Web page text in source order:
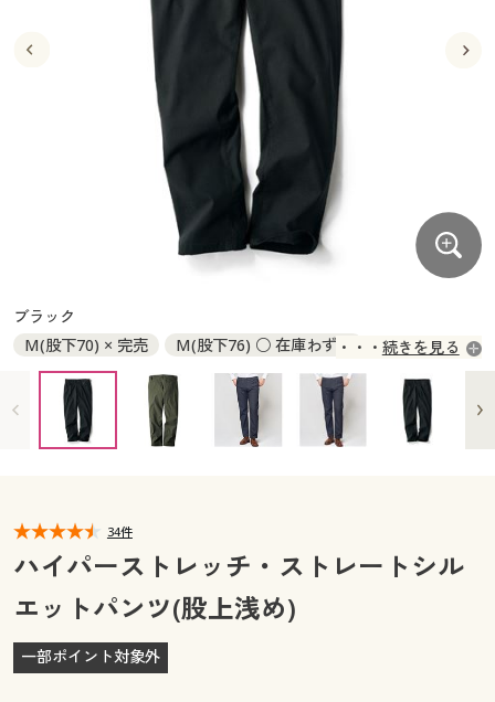
カーテン・ラグ・ファブリック
美容・健康・サプリメント
制服・スクールすべて
ジュニア・ティーンズ下着
大きいサイズ通販すべて
大きいサイズ レディース服
大きいサイズ レディース下着
大きいサイズ 事務・制服
商品カテゴリ一覧
カタログ・チラシからのご注文
デジタルカタログ
カタログ無料プレゼント
マイページ
閲覧履歴
お気に入り
カーテン・ラグ・ファブリック
ジュニア・ティーンズ下着
大きいサイズ通販すべて
大きいサイズ レディース服
大きいサイズ レディース下着
大きいサイズ メンズ
大きいサイズ 事務・制服
シークレットセール
商品カテゴリ一覧
カタログ・チラシからのご注文
カタログ無料プレゼント
会員メニュー
閲覧履歴
お気に入り
サポート
ブラック
M(股下70) × 完売
M(股下76) ○ 在庫わずか
L(股下70) ◎ 在庫あり
L(股下76) × 完売
LL(股下70) ◎ 在庫あり
LL(股下76) × 完売
続きを見る
34件
ハイパーストレッチ・ストレートシル
エットパンツ(股上浅め)
一部ポイント対象外